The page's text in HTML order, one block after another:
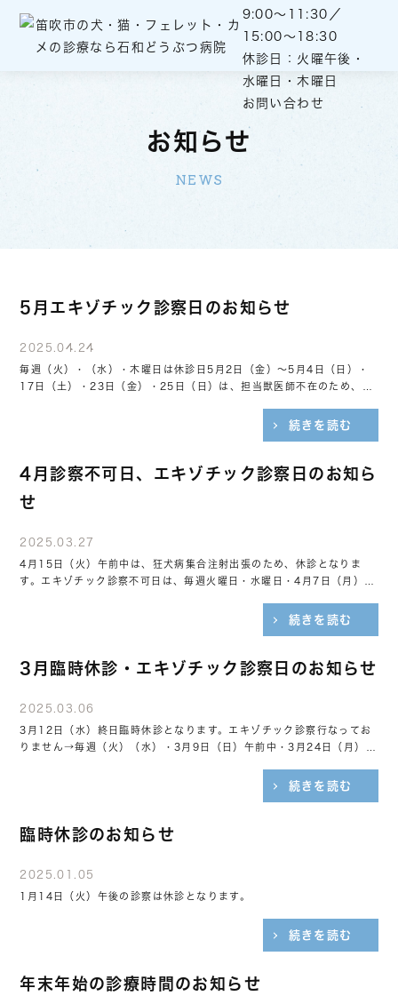
9:00～11:30／
15:00～18:30
休診日：火曜午後・
水曜日・木曜日
お問い合わせ
お知らせ
NEWS
5月エキゾチック診察日のお知らせ
2025.04.24
毎週（火）・（水）・木曜日は休診日5月2日（金）～5月4日（日）・
17日（土）・23日（金）・25日（日）は、担当獣医師不在のため、診
続きを読む
4月診察不可日、エキゾチック診察日のお知ら
せ
2025.03.27
4月15日（火）午前中は、狂犬病集合注射出張のため、休診となりま
す。エキゾチック診察不可日は、毎週火曜日・水曜日・4月7日（月）午
続きを読む
3月臨時休診・エキゾチック診察日のお知らせ
2025.03.06
3月12日（水）終日臨時休診となります。エキゾチック診察行なってお
りません→毎週（火）（水）・3月9日（日）午前中・3月24日（月）終
続きを読む
臨時休診のお知らせ
2025.01.05
1月14日（火）午後の診察は休診となります。
続きを読む
年末年始の診療時間のお知らせ